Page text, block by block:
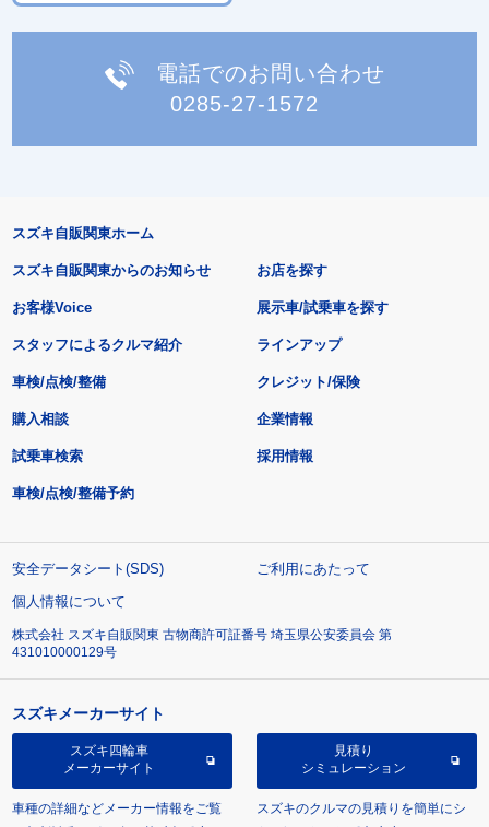
電話でのお問い合わせ
0285-27-1572
スズキ自販関東ホーム
スズキ自販関東からのお知らせ
お客様Voice
スタッフによるクルマ紹介
お店を探す
展示車/試乗車を探す
ラインアップ
車検/点検/整備 クレジット/保険
購入相談
試乗車検索
車検/点検/整備予約
企業情報
採用情報
安全データシート(SDS)
ご利用にあたって
個人情報について
株式会社 スズキ自販関東 古物商許可証番号 埼玉県公安委員会 第
431010000129号
スズキメーカーサイト
スズキ四輪車
メーカーサイト
車種の詳細などメーカー情報をご覧
見積り
シミュレーション
スズキのクルマの見積りを簡単にシ